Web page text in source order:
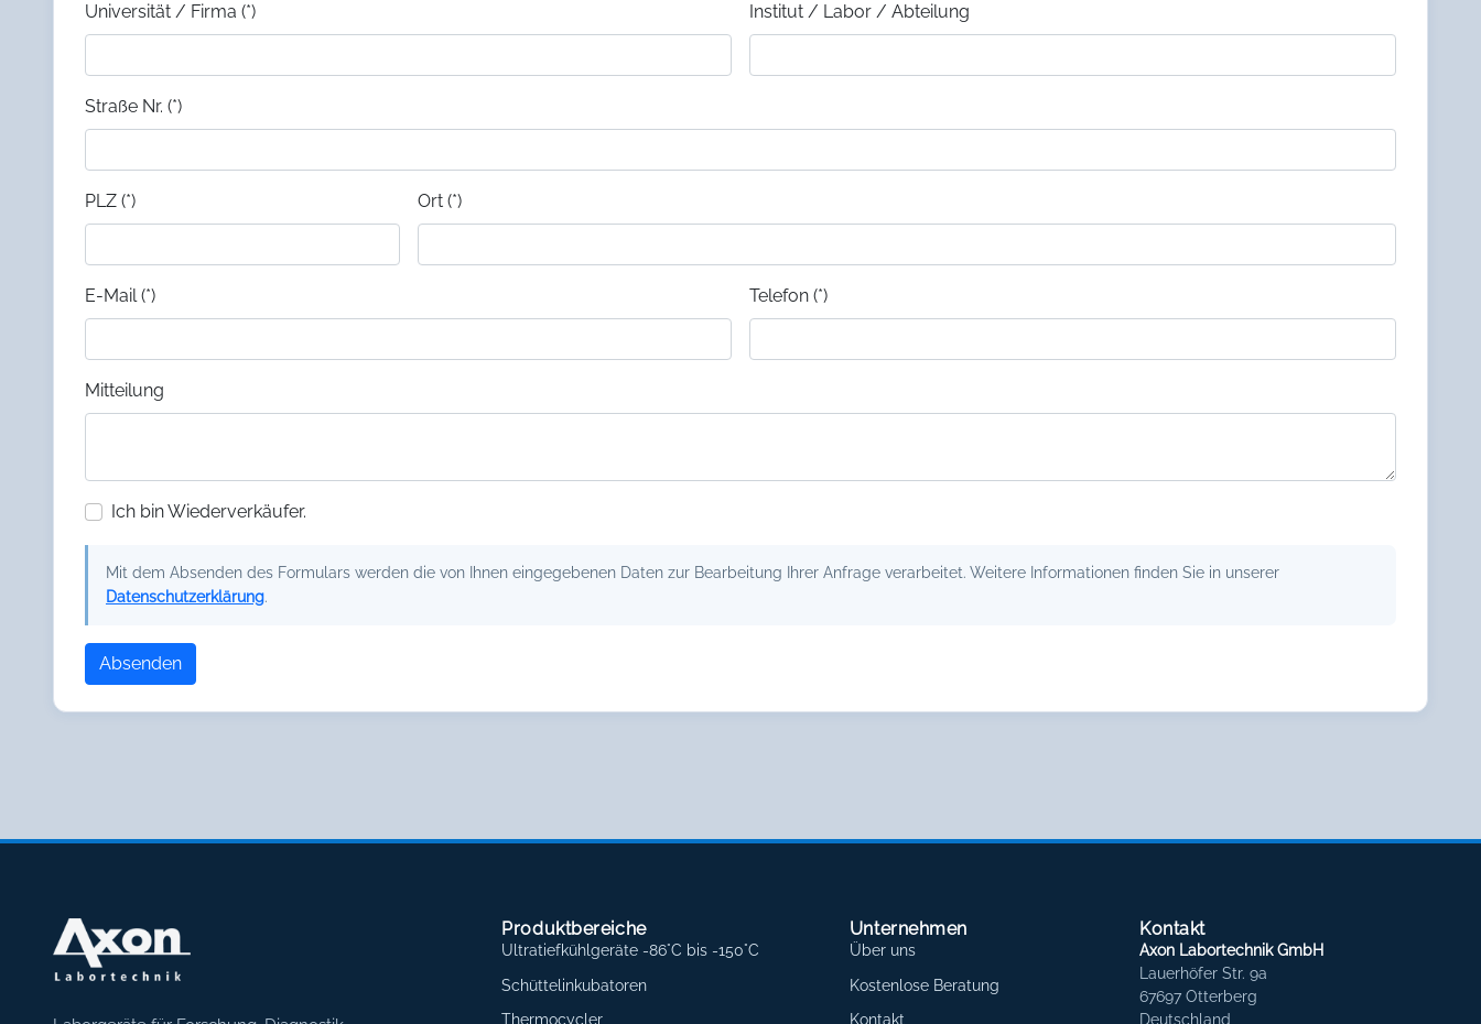
Universität / Firma (*) Institut / Labor / Abteilung
Straße Nr. (*)
PLZ (*) Ort (*)
E-Mail (*) Telefon (*)
Mitteilung
Ich bin Wiederverkäufer.
Mit dem Absenden des Formulars werden die von Ihnen eingegebenen Daten zur Bearbeitung Ihrer Anfrage verarbeitet. Weitere Informationen finden Sie in unserer
Datenschutzerklärung.
Absenden
Produktbereiche
Ultratiefkühlgeräte -86°C bis -150°C
Schüttelinkubatoren
Thermocycler
Unternehmen
Über uns
Kostenlose Beratung
Kontakt
Kontakt
Axon Labortechnik GmbH
Lauerhöfer Str. 9a
67697 Otterberg
Deutschland